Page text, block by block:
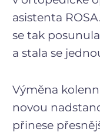
asistenta
se tak
a stala se
Výměna
novou
přinese